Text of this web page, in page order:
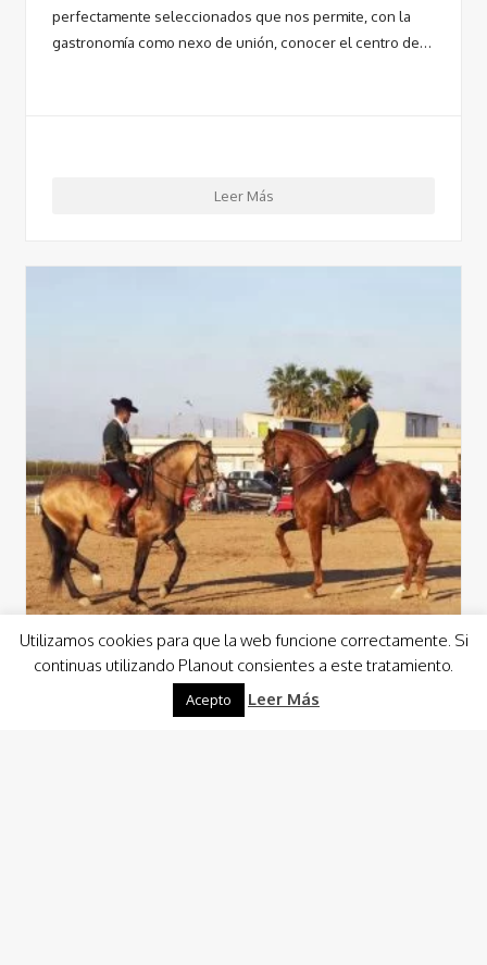
perfectamente seleccionados que nos permite, con la
gastronomía como nexo de unión, conocer el centro de…
Leer Más
Utilizamos cookies para que la web funcione correctamente. Si
continuas utilizando Planout consientes a este tratamiento.
Acepto Leer Más